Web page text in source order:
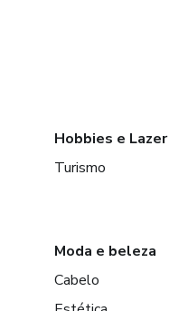
Hobbies e Lazer
Turismo
Moda e beleza
Cabelo